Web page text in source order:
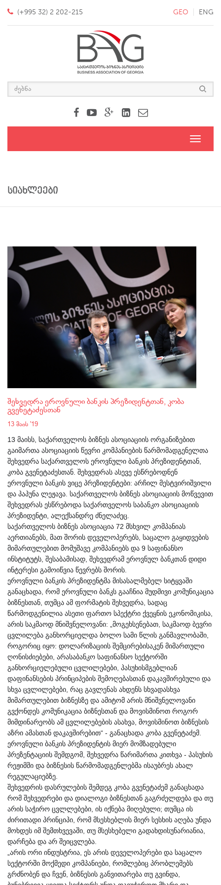
(+995 32) 2 202-215 GEO ENG
Toggle
სიახლეები
შეხვედრა ეროვნული ბანკის პრეზიდენტთან, კობა
გვენეტაძესთან
13 მაის '19
13 მაისს, საქართველოს ბიზნეს ასოციაციის ორგანიზებით
გაიმართა ასოციაციის წევრი კომპანიების წარმომადგენელთა
შეხვედრა საქართველოს ეროვნული ბანკის პრეზიდენტთან,
კობა გვენეტაძესთან. შეხვედრას ასევე ესწრებოდნენ
ეროვნული ბანკის ვიცე პრეზიდენტები: არჩილ მესტვირიშვილი
და პაპუნა ლეჟავა. საქართველოს ბიზნეს ასოციაციის მოწვევით
შეხვედრას ესწრებოდა საქართველოს საბანკო ასოციაციის
პრეზიდენტი, ალექსანდრე ძნელაძეც.
საქართველოს ბიზნეს ასოციაცია 72 მსხვილ კომპანიას
აერთიანებს, მათ შორის დეველოპერებს, საცალო გაყიდვების
მიმართულებით მომუშავე კომპანიებს და 9 საფინანსო
ინსტიტუტს, შესაბამისად, შეხვედრამ ეროვნულ ბანკთან დიდი
ინტერესი გამოიწვია წევრებს შორის.
ეროვნული ბანკის პრეზიდენტმა მისასალმებელ სიტყვაში
განაცხადა, რომ ეროვნული ბანკს გააჩნია მუდმივი კომუნიკაცია
ბიზნესთან, თუმცა ამ ფორმატის შეხვედრა, სადაც
წარმოდგენილია ასეთი ფართო სპექტრი ქვეყნის ეკონომიკისა,
არის საკმაოდ მნიშვნელოვანი: „მოგეხსენებათ, საკმაოდ ბევრი
ცვლილება განხორციელდა ბოლო სამი წლის განმავლობაში,
როგორიც იყო: დოლარიზაციის შემცირებისაკენ მიმართული
ღონისძიებები, არასაბანკო საფინანსო სექტორში
განხორციელებული ცვლილებები, პასუხისმგებლიან
დაფინანსების პრინციპების შემოღებასთან დაკავშირებული და
სხვა ცვლილებები, რაც გავლენას ახდენს სხვადასხვა
მიმართულებით ბიზნესზე და ამიტომ არის მნიშვნელოვანი
გვქონდეს კომუნიკაცია ბიზნესთან და მოვისმინოთ როგორ
მიმდინარეობს ამ ცვლილებების ასახვა, მოვისმინოთ ბიზნესის
აზრი ამასთან დაკავშირებით“ - განაცხადა კობა გვენეტაძემ.
ეროვნული ბანკის პრეზიდენტის მიერ მომზადებული
პრეზენტაციის შემდგომ, შეხვედრა წარიმართა კითხვა - პასუხის
რეჟიმში და ბიზნესის წარმომადგენლებმა ისაუბრეს ახალ
რეგულაციებზე.
შეხვედრის დასრულების შემდეგ კობა გვენეტაძემ განაცხადა
რომ შეხვედრები და დიალოგი ბიზნესთან გაგრძელდება და თუ
არის საჭირო ცვლლებები, ის იქნება მიღებული; თუმცა ის
ძირითადი პრინციპი, რომ მსესხებლის მიერ სესხის აღება უნდა
მოხდეს იმ შემთხვევაში, თუ მსესხებელი გადახდისუნარიანია,
დარჩება და არ შეიცვლება.
„არის ორი ინდუსტრია, ეს არის დეველოპერები და საცალო
სექტორში მოქმედი კომპანიები, რომლებიც პრობლემებს
გრძნობენ და ჩვენ, ბიზნესის განვითარება თუ გვინდა,